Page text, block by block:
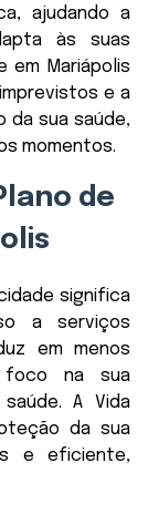
ajudando a
às suas
em Mariápolis
e a
da sua saúde,
momentos.
de
significa
a serviços
em menos
foco na sua
A Vida
da sua
e eficiente,